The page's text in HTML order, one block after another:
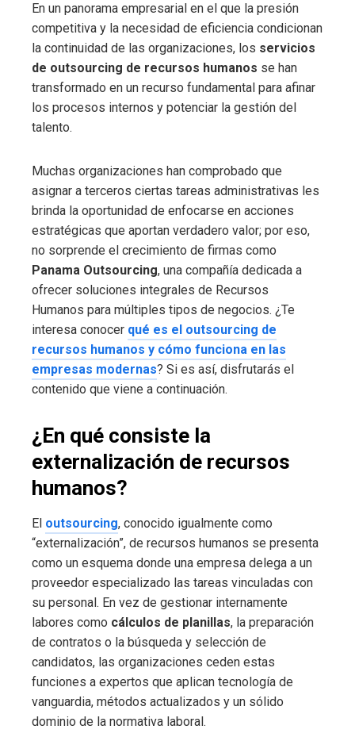
En un panorama empresarial en el que la presión
competitiva y la necesidad de eficiencia condicionan
la continuidad de las organizaciones, los servicios
de outsourcing de recursos humanos se han
transformado en un recurso fundamental para afinar
los procesos internos y potenciar la gestión del
talento.
Muchas organizaciones han comprobado que
asignar a terceros ciertas tareas administrativas les
brinda la oportunidad de enfocarse en acciones
estratégicas que aportan verdadero valor; por eso,
no sorprende el crecimiento de firmas como
Panama Outsourcing, una compañía dedicada a
ofrecer soluciones integrales de Recursos
Humanos para múltiples tipos de negocios. ¿Te
interesa conocer qué es el outsourcing de
recursos humanos y cómo funciona en las
empresas modernas? Si es así, disfrutarás el
contenido que viene a continuación.
¿En qué consiste la
externalización de recursos
humanos?
El outsourcing, conocido igualmente como
“externalización”, de recursos humanos se presenta
como un esquema donde una empresa delega a un
proveedor especializado las tareas vinculadas con
su personal. En vez de gestionar internamente
labores como cálculos de planillas, la preparación
de contratos o la búsqueda y selección de
candidatos, las organizaciones ceden estas
funciones a expertos que aplican tecnología de
vanguardia, métodos actualizados y un sólido
dominio de la normativa laboral.